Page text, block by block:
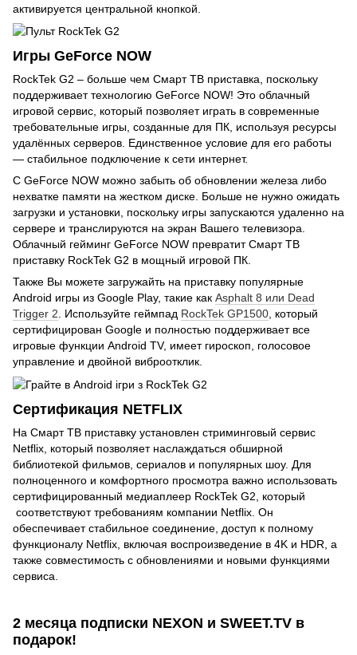
активируется центральной кнопкой.
Игры GeForce NOW
RockTek G2 – больше чем Смарт ТВ приставка, поскольку
поддерживает технологию GeForce NOW! Это облачный
игровой сервис, который позволяет играть в современные
требовательные игры, созданные для ПК, используя ресурсы
удалённых серверов. Единственное условие для его работы
— стабильное подключение к сети интернет.
С GeForce NOW можно забыть об обновлении железа либо
нехватке памяти на жестком диске. Больше не нужно ожидать
загрузки и установки, поскольку игры запускаются удаленно на
сервере и транслируются на экран Вашего телевизора.
Облачный гейминг GeForce NOW превратит Смарт ТВ
приставку RockTek G2 в мощный игровой ПК.
Также Вы можете загружайть на приставку популярные
Android игры из Google Play, такие как Asphalt 8 или Dead
Trigger 2. Используйте геймпад RockTek GP1500, который
сертифицирован Google и полностью поддерживает все
игровые функции Android TV, имеет гироскоп, голосовое
управление и двойной виброотклик.
Сертификация NETFLIX
На Смарт ТВ приставку установлен стриминговый сервис
Netflix, который позволяет наслаждаться обширной
библиотекой фильмов, сериалов и популярных шоу. Для
полноценного и комфортного просмотра важно использовать
сертифицированный медиаплеер RockTek G2, который
соответствуют требованиям компании Netflix. Он
обеспечивает стабильное соединение, доступ к полному
функционалу Netflix, включая воспроизведение в 4K и HDR, а
также совместимость с обновлениями и новыми функциями
сервиса.
2 месяца подписки NEXON и SWEET.TV в
подарок!